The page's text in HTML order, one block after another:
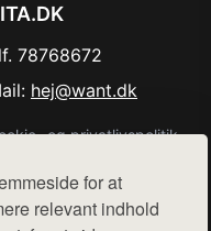
for at
relevant indhold
78768672
hej@want.dk
og privatlivspolitik